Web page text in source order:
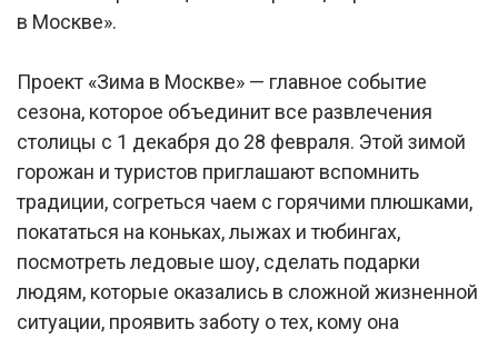
в Москве».
Проект «Зима в Москве» — главное событие
сезона, которое объединит все развлечения
столицы с 1 декабря до 28 февраля. Этой зимой
горожан и туристов приглашают вспомнить
традиции, согреться чаем с горячими плюшками,
покататься на коньках, лыжах и тюбингах,
посмотреть ледовые шоу, сделать подарки
людям, которые оказались в сложной жизненной
ситуации, проявить заботу о тех, кому она